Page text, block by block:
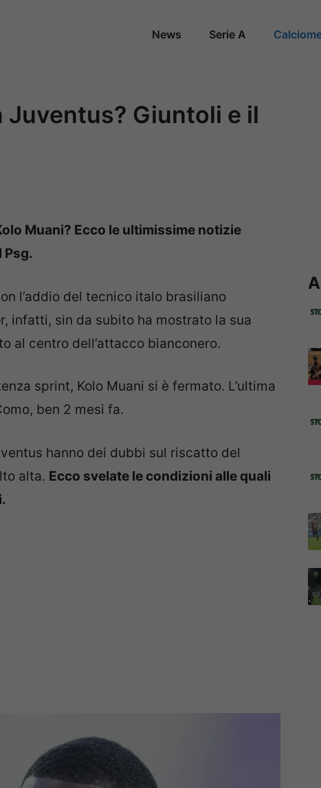
News Serie A
Juventus? Giuntoli e il
Muani? Ecco le ultimissime notizie
Psg.
l’addio del tecnico italo brasiliano
infatti, sin da subito ha mostrato la sua
al centro dell’attacco bianconero.
sprint, Kolo Muani si è fermato. L’ultima
ben 2 mesi fa.
hanno dei dubbi sul riscatto del
alta. Ecco svelate le condizioni alle quali